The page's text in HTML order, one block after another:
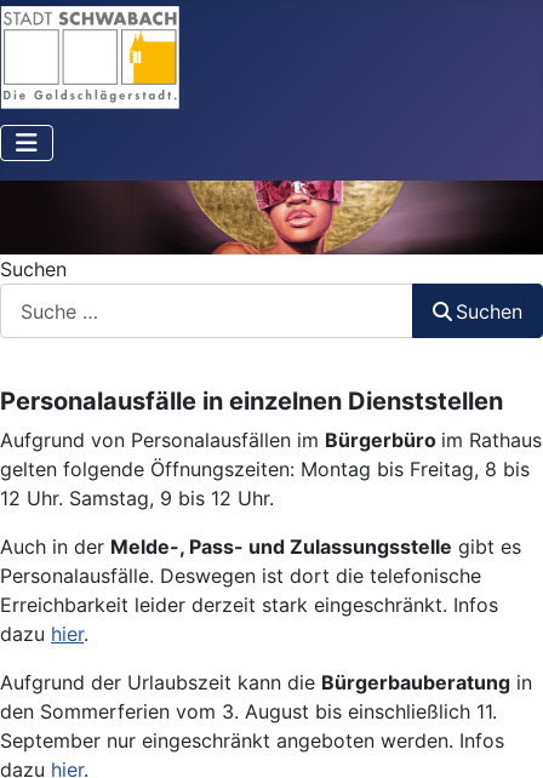
Suchen
Suchen
Personalausfälle in einzelnen Dienststellen
Aufgrund von Personalausfällen im Bürgerbüro im Rathaus
gelten folgende Öffnungszeiten: Montag bis Freitag, 8 bis
12 Uhr. Samstag, 9 bis 12 Uhr.
Auch in der Melde-, Pass- und Zulassungsstelle gibt es
Personalausfälle. Deswegen ist dort die telefonische
Erreichbarkeit leider derzeit stark eingeschränkt. Infos
dazu hier.
Aufgrund der Urlaubszeit kann die Bürgerbauberatung in
den Sommerferien vom 3. August bis einschließlich 11.
September nur eingeschränkt angeboten werden. Infos
dazu hier.